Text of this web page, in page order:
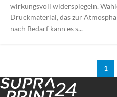
wirkungsvoll widerspiegeln.
Druckmaterial, das zur
nach Bedarf kann es s...
1